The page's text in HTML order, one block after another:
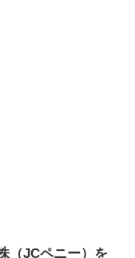
（JCペニー）を